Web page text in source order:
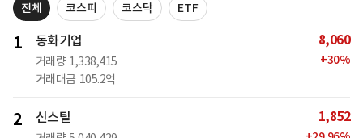
전체 코스피 코스닥 ETF
1 동화기업
거래량 1,338,415
거래대금 105.2억
8,060
+30%
2 신스틸 1,852